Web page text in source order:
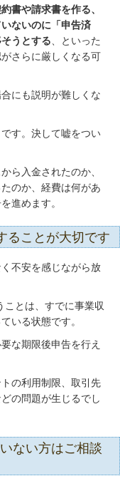
書や請求書を作る、
ないのに「申告済
うとする 、といった
さらに厳しくなる可
にも説明が難しくな
す。決して嘘をつい
ら入金されたのか、
のか、経費は何があ
進めます。
ることが大切です
不安を感じながら放
ことは、すでに事業収
いる状態です。
な期限後申告を行え
の利用制限、取引先
の問題が生じるでし
ない方はご相談